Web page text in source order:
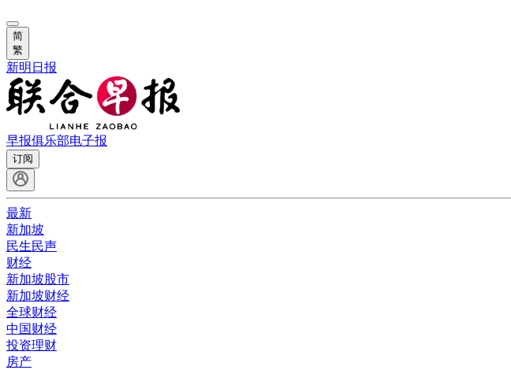
简
繁
新明日报
早报俱乐部电子报
订阅
最新
新加坡
民生民声
财经
新加坡股市
新加坡财经
全球财经
中国财经
投资理财
房产